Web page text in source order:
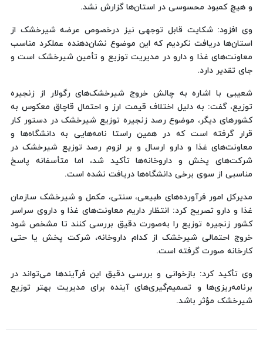
و هیچ کمبود محسوسی در استان‌ها گزارش نشد.
وی افزود: شکایت قابل توجهی نیز درخصوص عرضه شیرخشک از
استان‌ها دریافت نکردیم که این موضوع نشان‌دهنده عملکرد مناسب
معاونت‌های غذا و دارو در مدیریت توزیع و تأمین شیرخشک است و
جای تقدیر دارد.
شعیبی با اشاره به چالش خروج شیرخشک‌های رگولار از زنجیره
توزیع، گفت: به دلیل اختلاف قیمت ارز و احتمال قاچاق معکوس به
کشورهای دیگر، موضوع رصد زنجیره توزیع شیرخشک در دستور کار
قرار گرفته است که در همین راستا نامه‌هایی به دانشگاه‌ها و
معاونت‌های غذا و دارو ارسال و بر لزوم رصد توزیع شیرخشک در
شرکت‌های پخش و داروخانه‌ها تأکید شد، اما متأسفانه پاسخ
مناسبی از سوی برخی دانشگاه‌ها دریافت نشده است.
مدیرکل امور فرآورده‌های طبیعی، سنتی، مکمل و شیرخشک سازمان
غذا و دارو تصریح کرد: انتظار داریم معاونت‌های غذا و داروی سراسر
کشور زنجیره توزیع را به‌صورت دقیق بررسی کنند تا مشخص شود
خروج احتمالی شیرخشک از کدام داروخانه، شرکت پخش یا حتی
کارخانه صورت گرفته است.
وی تأکید کرد: بازخوانی و بررسی دقیق این فرآیندها می‌تواند در
برنامه‌ریزی‌ها و تصمیم‌گیری‌های آینده برای مدیریت بهتر توزیع
شیرخشک مؤثر باشد.